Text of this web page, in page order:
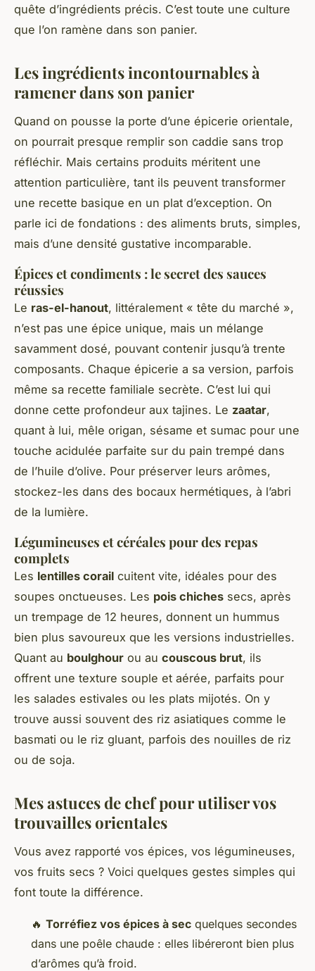
quête d’ingrédients précis. C’est toute une culture
que l’on ramène dans son panier.
Les ingrédients incontournables à
ramener dans son panier
Quand on pousse la porte d’une épicerie orientale,
on pourrait presque remplir son caddie sans trop
réfléchir. Mais certains produits méritent une
attention particulière, tant ils peuvent transformer
une recette basique en un plat d’exception. On
parle ici de fondations : des aliments bruts, simples,
mais d’une densité gustative incomparable.
Épices et condiments : le secret des sauces
réussies
Le ras-el-hanout, littéralement « tête du marché »,
n’est pas une épice unique, mais un mélange
savamment dosé, pouvant contenir jusqu’à trente
composants. Chaque épicerie a sa version, parfois
même sa recette familiale secrète. C’est lui qui
donne cette profondeur aux tajines. Le zaatar,
quant à lui, mêle origan, sésame et sumac pour une
touche acidulée parfaite sur du pain trempé dans
de l’huile d’olive. Pour préserver leurs arômes,
stockez-les dans des bocaux hermétiques, à l’abri
de la lumière.
Légumineuses et céréales pour des repas
complets
Les lentilles corail cuitent vite, idéales pour des
soupes onctueuses. Les pois chiches secs, après
un trempage de 12 heures, donnent un hummus
bien plus savoureux que les versions industrielles.
Quant au boulghour ou au couscous brut, ils
offrent une texture souple et aérée, parfaits pour
les salades estivales ou les plats mijotés. On y
trouve aussi souvent des riz asiatiques comme le
basmati ou le riz gluant, parfois des nouilles de riz
ou de soja.
Mes astuces de chef pour utiliser vos
trouvailles orientales
Vous avez rapporté vos épices, vos légumineuses,
vos fruits secs ? Voici quelques gestes simples qui
font toute la différence.
🔥 Torréfiez vos épices à sec quelques secondes
dans une poêle chaude : elles libéreront bien plus
d’arômes qu’à froid.